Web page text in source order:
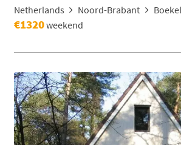
Netherlands
Noord-Brabant
€1320weekend